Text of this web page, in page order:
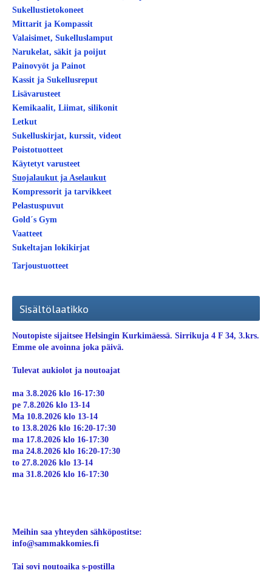
Sukellustietokoneet
Mittarit ja Kompassit
Valaisimet, Sukelluslamput
Narukelat, säkit ja poijut
Painovyöt ja Painot
Kassit ja Sukellusreput
Lisävarusteet
Kemikaalit, Liimat, silikonit
Letkut
Sukelluskirjat, kurssit, videot
Poistotuotteet
Käytetyt varusteet
Suojalaukut ja Aselaukut
Kompressorit ja tarvikkeet
Pelastuspuvut
Gold´s Gym
Vaatteet
Sukeltajan lokikirjat
Tarjoustuotteet
Sisältölaatikko
Noutopiste sijaitsee Helsingin Kurkimäessä. Sirrikuja 4 F 34, 3.krs.
Emme ole avoinna joka päivä.
Tulevat aukiolot ja noutoajat
ma 3.8.2026 klo 16-17:30
pe 7.8.2026 klo 13-14
Ma 10.8.2026 klo 13-14
to 13.8.2026 klo 16:20-17:30
ma 17.8.2026 klo 16-17:30
ma 24.8.2026 klo 16:20-17:30
to 27.8.2026 klo 13-14
ma 31.8.2026 klo 16-17:30
Meihin saa yhteyden sähköpostitse:
info@sammakkomies.fi
Tai sovi noutoaika s-postilla